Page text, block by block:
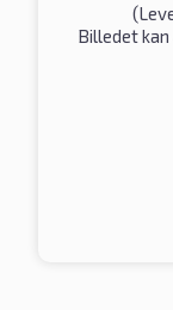
(
Billedet